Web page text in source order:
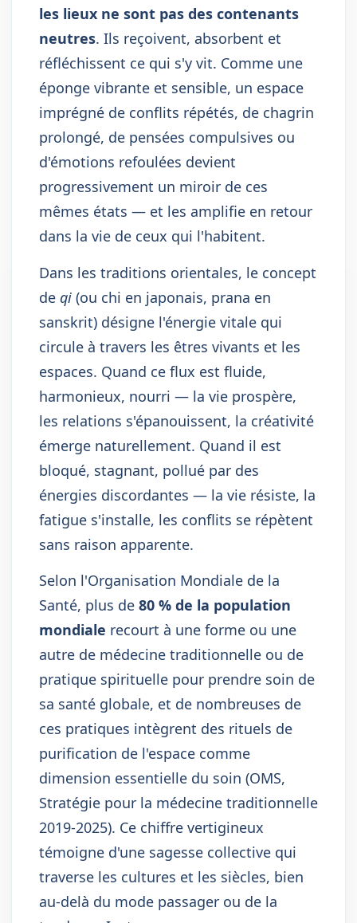
les lieux ne sont pas des contenants
neutres. Ils reçoivent, absorbent et
réfléchissent ce qui s'y vit. Comme une
éponge vibrante et sensible, un espace
imprégné de conflits répétés, de chagrin
prolongé, de pensées compulsives ou
d'émotions refoulées devient
progressivement un miroir de ces
mêmes états — et les amplifie en retour
dans la vie de ceux qui l'habitent.
Dans les traditions orientales, le concept
de qi (ou chi en japonais, prana en
sanskrit) désigne l'énergie vitale qui
circule à travers les êtres vivants et les
espaces. Quand ce flux est fluide,
harmonieux, nourri — la vie prospère,
les relations s'épanouissent, la créativité
émerge naturellement. Quand il est
bloqué, stagnant, pollué par des
énergies discordantes — la vie résiste, la
fatigue s'installe, les conflits se répètent
sans raison apparente.
Selon l'Organisation Mondiale de la
Santé, plus de 80 % de la population
mondiale recourt à une forme ou une
autre de médecine traditionnelle ou de
pratique spirituelle pour prendre soin de
sa santé globale, et de nombreuses de
ces pratiques intègrent des rituels de
purification de l'espace comme
dimension essentielle du soin (OMS,
Stratégie pour la médecine traditionnelle
2019-2025). Ce chiffre vertigineux
témoigne d'une sagesse collective qui
traverse les cultures et les siècles, bien
au-delà du mode passager ou de la